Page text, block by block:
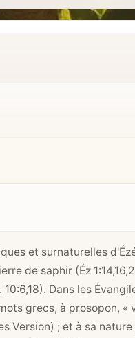
et surnaturelles
de saphir (Éz
10:6,18). Dans les
grecs, à prosopon, «
Version) ; et à sa